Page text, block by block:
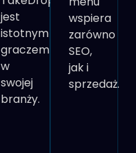
jest
istotnym
graczem
w
swojej
branży.
wspiera
zarówno
SEO,
jak i
sprzedaż.